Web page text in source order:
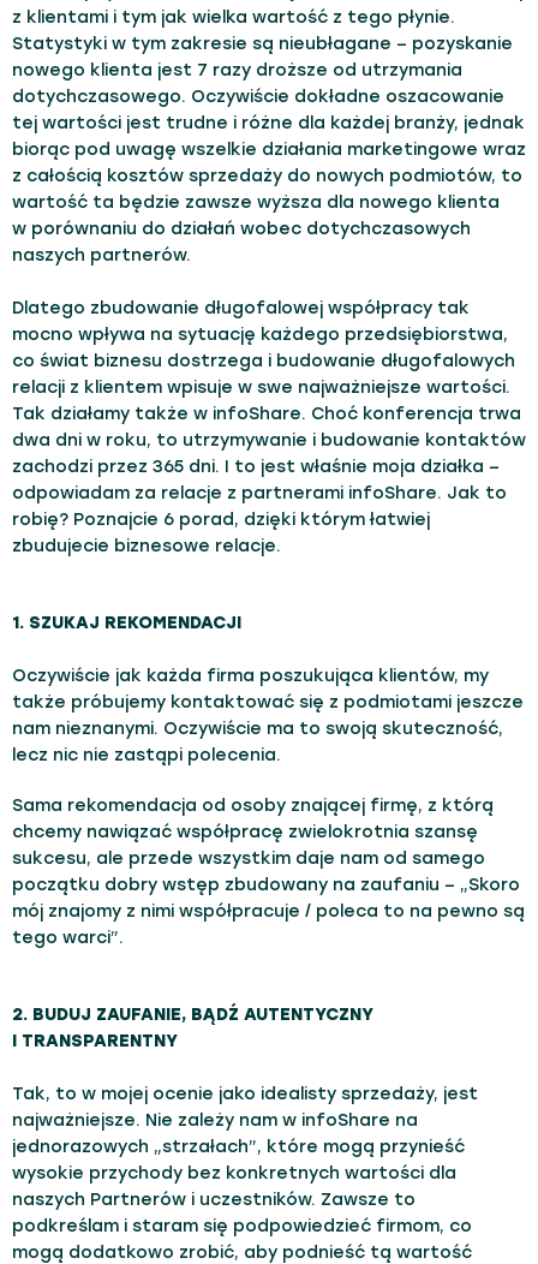
z klientami i tym jak wielka wartość z tego płynie.
Statystyki w tym zakresie są nieubłagane – pozyskanie
nowego klienta jest 7 razy droższe od utrzymania
dotychczasowego. Oczywiście dokładne oszacowanie
tej wartości jest trudne i różne dla każdej branży, jednak
biorąc pod uwagę wszelkie działania marketingowe wraz
z całością kosztów sprzedaży do nowych podmiotów, to
wartość ta będzie zawsze wyższa dla nowego klienta
w porównaniu do działań wobec dotychczasowych
naszych partnerów.
Dlatego zbudowanie długofalowej współpracy tak
mocno wpływa na sytuację każdego przedsiębiorstwa,
co świat biznesu dostrzega i budowanie długofalowych
relacji z klientem wpisuje w swe najważniejsze wartości.
Tak działamy także w infoShare. Choć konferencja trwa
dwa dni w roku, to utrzymywanie i budowanie kontaktów
zachodzi przez 365 dni. I to jest właśnie moja działka –
odpowiadam za relacje z partnerami infoShare. Jak to
robię? Poznajcie 6 porad, dzięki którym łatwiej
zbudujecie biznesowe relacje.
1. SZUKAJ REKOMENDACJI
Oczywiście jak każda firma poszukująca klientów, my
także próbujemy kontaktować się z podmiotami jeszcze
nam nieznanymi. Oczywiście ma to swoją skuteczność,
lecz nic nie zastąpi polecenia.
Sama rekomendacja od osoby znającej firmę, z którą
chcemy nawiązać współpracę zwielokrotnia szansę
sukcesu, ale przede wszystkim daje nam od samego
początku dobry wstęp zbudowany na zaufaniu – „Skoro
mój znajomy z nimi współpracuje / poleca to na pewno są
tego warci”.
2. BUDUJ ZAUFANIE, BĄDŹ AUTENTYCZNY
I TRANSPARENTNY
Tak, to w mojej ocenie jako idealisty sprzedaży, jest
najważniejsze. Nie zależy nam w infoShare na
jednorazowych „strzałach”, które mogą przynieść
wysokie przychody bez konkretnych wartości dla
naszych Partnerów i uczestników. Zawsze to
podkreślam i staram się podpowiedzieć firmom, co
mogą dodatkowo zrobić, aby podnieść tą wartość